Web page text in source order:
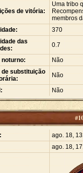
de vitória:
Uma tribo
membros
370
das
0.7
noturno:
Não
de substituição
Não
Não
ago. 18,
ago. 18,